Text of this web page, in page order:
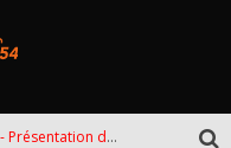
Chevrotines 2025 - Présentation de l'épreuve